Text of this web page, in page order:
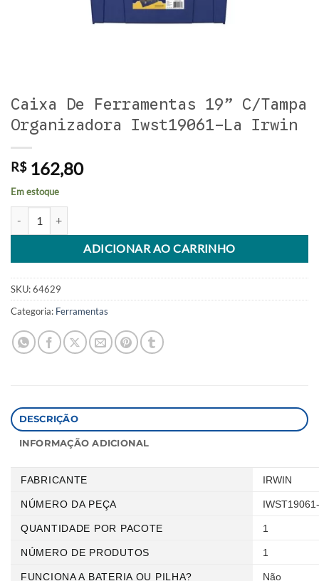
Caixa De Ferramentas 19” C/Tampa
Organizadora Iwst19061-La Irwin
R$162,80
Em estoque
ADICIONAR AO CARRINHO
Alternative:
SKU:64629
Categoria: Ferramentas
DESCRIÇÃO
INFORMAÇÃO ADICIONAL
FABRICANTE ‎IRWIN
NÚMERO DA PEÇA
QUANTIDADE POR PACOTE ‎1
NÚMERO DE PRODUTOS ‎1
FUNCIONA A BATERIA OU PILHA? ‎Não